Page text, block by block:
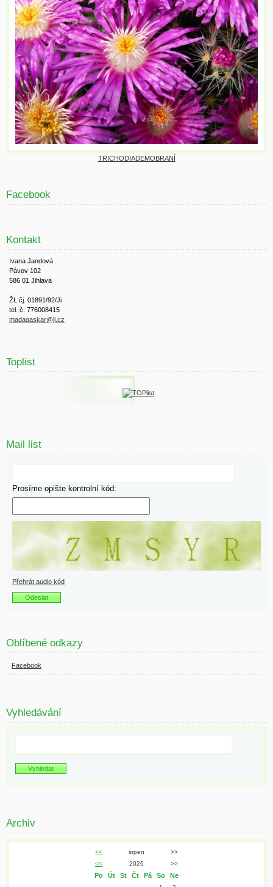
TRICHODIADEMOBRANÍ
Facebook
Kontakt
Ivana Jandová
Pávov 102
586 01 Jihlava
ŽL čj. 01891/92/Ji
tel. č. 776008415
madagaskar@ji.cz
Toplist
Mail list
Prosíme opište kontrolní kód:
Přehrát audio kód
Oblíbené odkazy
Facebook
Vyhledávání
Archiv
<< srpen
>>
<<
2026 >>
Po Út St Čt Pá So Ne